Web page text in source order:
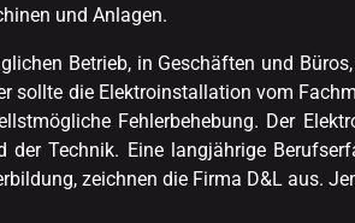
und Anlagen.
Betrieb, in Geschäften und
sollte die Elektroinstallation vom
Fehlerbehebung. Der
der Technik. Eine langjährige
zeichnen die Firma D&L aus.